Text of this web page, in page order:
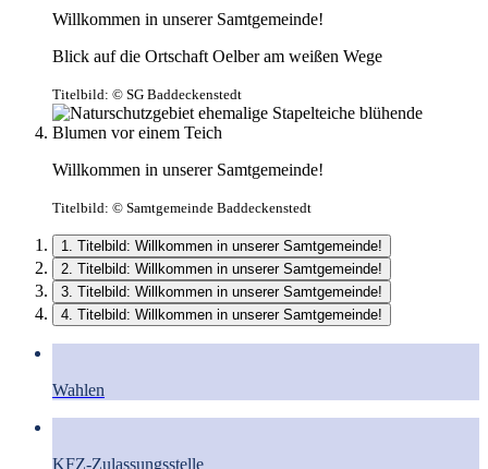
Willkommen in unserer Samtgemeinde!
Blick auf die Ortschaft Oelber am weißen Wege
Titelbild: © SG Baddeckenstedt
Willkommen in unserer Samtgemeinde!
Titelbild: © Samtgemeinde Baddeckenstedt
1. Titelbild: Willkommen in unserer Samtgemeinde!
2. Titelbild: Willkommen in unserer Samtgemeinde!
3. Titelbild: Willkommen in unserer Samtgemeinde!
4. Titelbild: Willkommen in unserer Samtgemeinde!
Wahlen
KFZ-Zulassungsstelle